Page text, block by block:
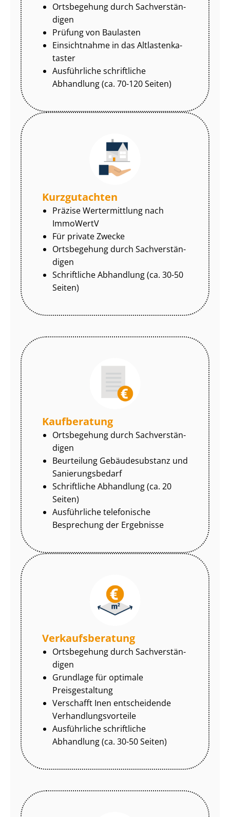
Ortsbegehung durch Sach­ver­stän­
di­gen
Prüfung von Baulasten
Einsichtnahme in das Alt­las­ten­ka­
tas­ter
Ausführliche schriftliche
Abhandlung (ca. 70-120 Seiten)
Kurzgutachten
Präzise Wertermittlung nach
ImmoWertV
Für private Zwecke
Ortsbegehung durch Sach­ver­stän­
di­gen
Schriftliche Abhandlung (ca. 30-50
Seiten)
Kaufberatung
Ortsbegehung durch Sach­ver­stän­
di­gen
Beurteilung Gebäudesubstanz und
Sa­nie­rungs­be­darf
Schriftliche Abhandlung (ca. 20
Seiten)
Ausführliche telefonische
Besprechung der Ergebnisse
Ver­kaufs­be­ra­tung
Ortsbegehung durch Sach­ver­stän­
di­gen
Grundlage für optimale
Preisgestaltung
Verschafft Inen entscheidende
Ver­hand­lungs­vor­tei­le
Ausführliche schriftliche
Abhandlung (ca. 30-50 Seiten)